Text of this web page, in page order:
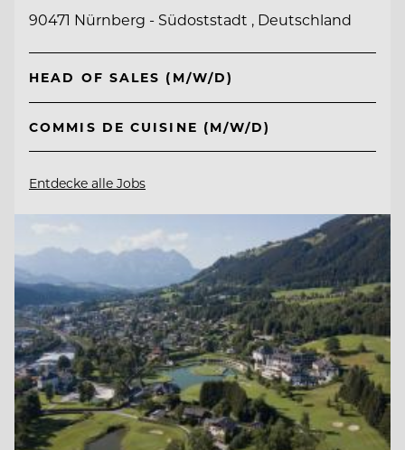
90471 Nürnberg - Südoststadt , Deutschland
HEAD OF SALES (M/W/D)
COMMIS DE CUISINE (M/W/D)
Entdecke alle Jobs